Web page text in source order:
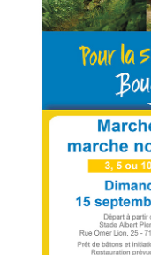
ASSOCIATIONS
INFORMATIONS
PARRAINAGE